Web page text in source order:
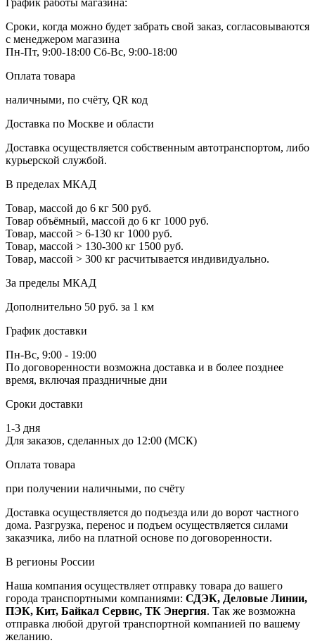
Сроки, когда можно будет забрать свой заказ, согласовываются
с менеджером магазина
Пн-Пт, 9:00-18:00 Сб-Вс, 9:00-18:00
Оплата товара
наличными, по счёту, QR код
Доставка по Москве и области
Доставка осуществляется собственным автотранспортом, либо
курьерской службой.
В пределах МКАД
Товар, массой до 6 кг 500 руб.
Товар объёмный, массой до 6 кг 1000 руб.
Товар, массой > 6-130 кг 1000 руб.
Товар, массой > 130-300 кг 1500 руб.
Товар, массой > 300 кг расчитывается индивидуально.
За пределы МКАД
Дополнительно 50 руб. за 1 км
График доставки
Пн-Вс, 9:00 - 19:00
По договоренности возможна доставка и в более позднее
время, включая праздничные дни
Сроки доставки
1-3 дня
Для заказов, сделанных до 12:00 (МСК)
Оплата товара
при получении наличными, по счёту
Доставка осуществляется до подъезда или до ворот частного
дома. Разгрузка, перенос и подъем осуществляется силами
заказчика, либо на платной основе по договоренности.
В регионы России
Наша компания осуществляет отправку товара до вашего
города транспортными компаниями: СДЭК, Деловые Линии,
ПЭК, Кит, Байкал Сервис, ТК Энергия. Так же возможна
отправка любой другой транспортной компанией по вашему
желанию.